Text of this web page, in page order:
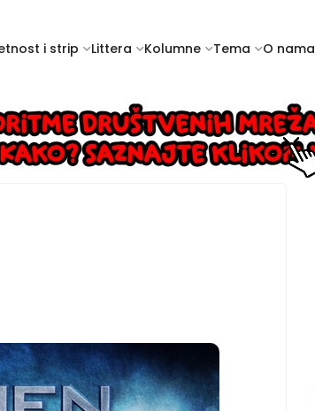
i strip Littera Kolumne Tema O nama